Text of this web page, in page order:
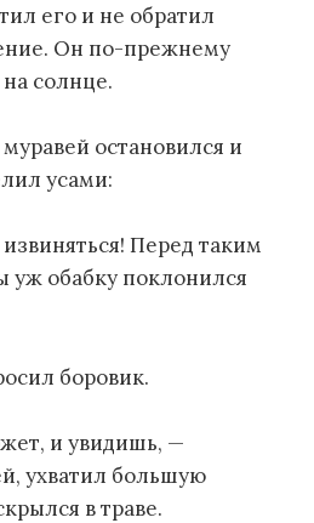
его и не обратил
Он по-прежнему
солнце.
остановился и
усами:
Перед таким
уж обабку поклонился
боровик.
и увидишь, —
ухватил большую
в траве.